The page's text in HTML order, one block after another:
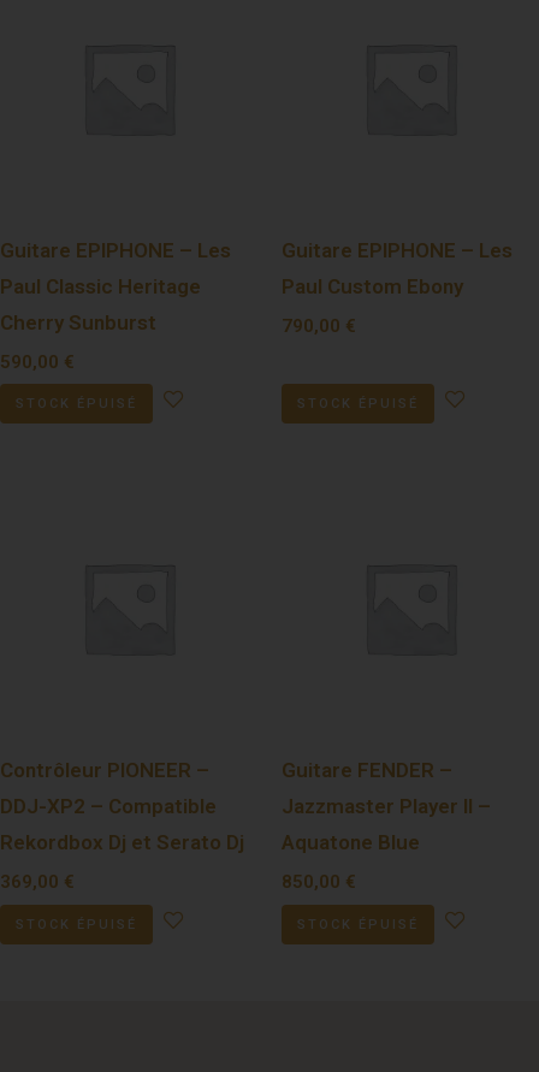
Guitare EPIPHONE – Les
Paul Classic Heritage
Cherry Sunburst
590,00 €
STOCK ÉPUISÉ
Guitare EPIPHONE – Les
Paul Custom Ebony
790,00 €
STOCK ÉPUISÉ
Contrôleur PIONEER –
DDJ-XP2 – Compatible
Rekordbox Dj et Serato Dj
369,00 €
STOCK ÉPUISÉ
Guitare FENDER –
Jazzmaster Player II –
Aquatone Blue
850,00 €
STOCK ÉPUISÉ